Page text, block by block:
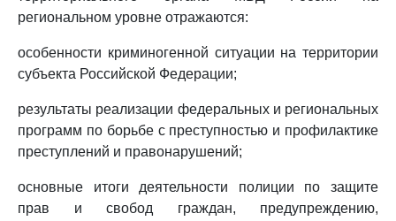
региональном уровне отражаются:
особенности криминогенной ситуации на территории
субъекта Российской Федерации;
результаты реализации федеральных и региональных
программ по борьбе с преступностью и профилактике
преступлений и правонарушений;
основные итоги деятельности полиции по защите
прав и свобод граждан, предупреждению,